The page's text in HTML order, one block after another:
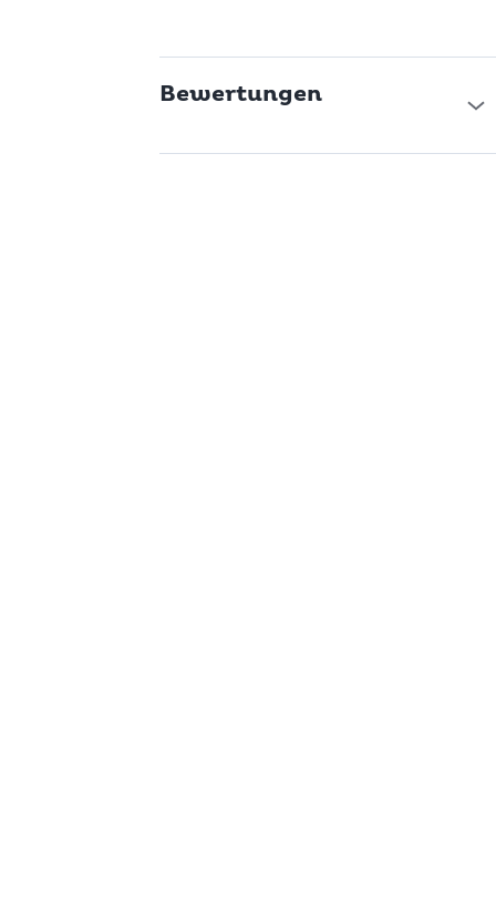
Praktisches Set für den Alltag
oder Gäste. So bist du immer bestens ausgestattet, wenn
Bewertungen